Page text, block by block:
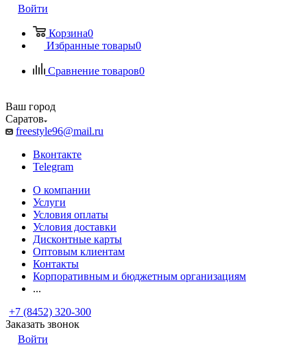
Войти
Корзина0
Избранные товары0
Сравнение товаров0
Ваш город
Саратов
freestyle96@mail.ru
Вконтакте
Telegram
О компании
Услуги
Условия оплаты
Условия доставки
Дисконтные карты
Оптовым клиентам
Контакты
Корпоративным и бюджетным организациям
...
+7 (8452) 320-300
Заказать звонок
Войти